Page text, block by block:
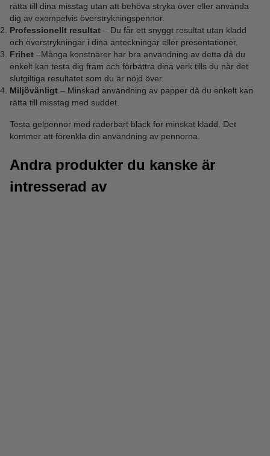
rätta till dina misstag utan att behöva stryka över eller använda
dig av exempelvis överstrykningspennor.
Professionellt resultat – Du får ett snyggt resultat utan kladd
och överstrykningar i dina anteckningar eller presentationer.
Frihet –Många konstnärer har bra användning av detta då du
enkelt kan testa dig fram och förbättra dina verk tills du når det
slutgiltiga resultatet som du är nöjd över.
Miljövänligt – Minskad användning av papper då du enkelt kan
rätta till misstag med suddet.
Testa gelpennor med raderbart bläck för minskat kladd. Det
kommer att förenkla din användning av pennorna.
Andra produkter du kanske är
intresserad av